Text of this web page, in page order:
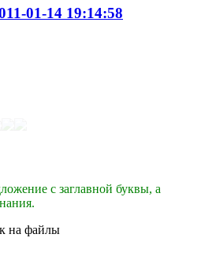
01-14 19:14:58
с заглавной буквы, а
на файлы